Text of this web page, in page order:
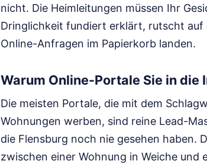
nicht. Die Heimleitungen müssen Ihr
Dringlichkeit fundiert erklärt, rutscht auf
Online-Anfragen im Papierkorb landen.
Warum Online-Portale Sie in die
Die meisten Portale, die mit dem
Wohnungen werben, sind reine Lead-
die Flensburg noch nie gesehen haben.
zwischen einer Wohnung in Weiche und